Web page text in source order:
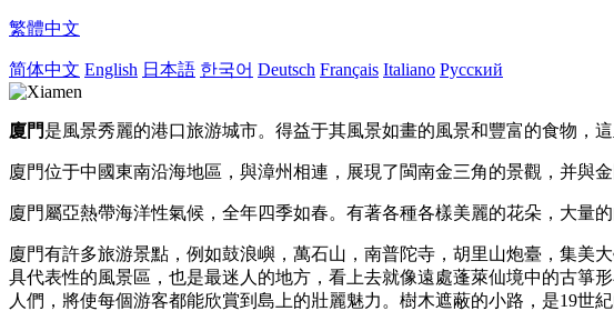
繁體中文
简体中文 English 日本語 한국어 Deutsch Français Italiano Русский
廈門是風景秀麗的港口旅游城市。得益于其風景如畫的風景和豐富的食物，
廈門位于中國東南沿海地區，與漳州相連，展現了閩南金三角的景觀，并與金
廈門屬亞熱帶海洋性氣候，全年四季如春。 有著各種各樣美麗的花朵，大量
廈門有許多旅游景點，例如鼓浪嶼，萬石山，南普陀寺，胡里山炮臺，集美
具代表性的風景區，也是最迷人的地方，看上去就像遠處蓬萊仙境中的古箏
人們，將使每個游客都能欣賞到島上的壯麗魅力。樹木遮蔽的小路，是19